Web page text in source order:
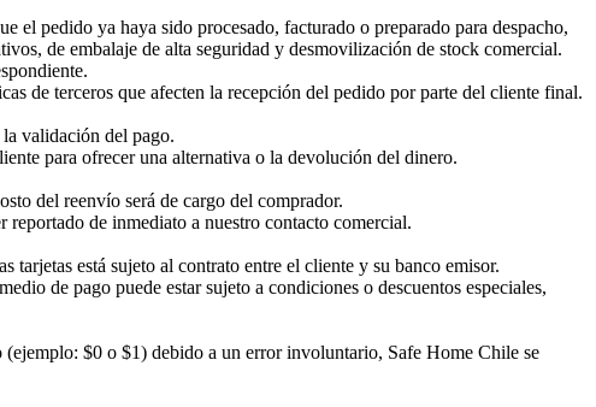
pedido ya haya sido procesado, facturado o preparado para despacho,
de embalaje de alta seguridad y desmovilización de stock comercial.
de terceros que afecten la recepción del pedido por parte del cliente final.
validación del pago.
para ofrecer una alternativa o la devolución del dinero.
del reenvío será de cargo del comprador.
de inmediato a nuestro contacto comercial.
tarjetas está sujeto al contrato entre el cliente y su banco emisor.
de pago puede estar sujeto a condiciones o descuentos especiales,
$0 o $1) debido a un error involuntario, Safe Home Chile se